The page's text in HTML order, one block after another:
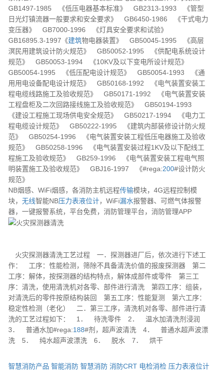
GB1497-1985 《低压电器基本标准》 GB2313-1993 《管型
日光灯镇流器一般要求和安全要求》 GB6450-1986 《干式电力
变压器》 GB7000-1996 《灯具安全要求和试验》
GB16895.3-1997《建筑物电器装置》 GB50045-1995 《高层
溟民用建筑设计防火规范》 GB50052-1995 《供配电系统设计
规范》 GB50053-1994 《10KV及以下变电所设计规范》
GB50054-1995 《低压配电设计规范》 GB50054-1993 《通
用用电设备配电设计规范》 GB50168-1992 《电气装置安装工
程电缆线路施工及验收规范》 GB50171-1992 《电气装置安装
工程盘柜及二次回路接线施工及验收规范》 GB50194-1993
《建设工程施工现场供电安全规范》 GB50217-1994 《电力工
程电缆设计规范》 GB50222-1995 《建筑内部装修设计防火规
范》 GB50254-1996 《电气装置安装工程低压电器施工及验收
规范》 GB50258-1996 《电气装置安装过程1KV及以下配线工
程施工及验收规范》 GB259-1996 《电气装置安装工程电气照
明装置施工及验收规范》 GBJ16-1997 《#rega:200#设计防火
规范》
NB烟感、WiFi烟感，各消防主机远程传输模块，4G远程控制模
块， 无线智能NB压力表液位计，WiFi漏水报警器、可燃气体报警
器，一键报警系统，平台免费，消防管理平台，消防管理APP
火灾探测器清洗工艺过程 一．探测器进厂后，依次进行下述工
作： 工序：性能检测，筛除不具备清洗价值的报废探测器 第二
工序：解体，按探测器的结构特点，解体成部件或零件 第三工
序：清洗，使用清洗机对各零、部件进行清洗 第四工序：组装，
对清洗后的零件按原结构装回 第五工序：性能复测 第六工序：
稳定性检测（老化） 二．第三工序，清洗机对各零、部件进行清
洗的工艺过程如下： 1． 待洗零件 2． 温水加清洗剂浸润
3． 普通水加#rega:188#剂，超声波清洗 4． 普通水超声波漂
洗 5． 纯水超声波漂洗 6． 脱水 7． 烘干
智慧消防产品 智能消防 智慧消防 消防CRT 电检消检 压力表液位计